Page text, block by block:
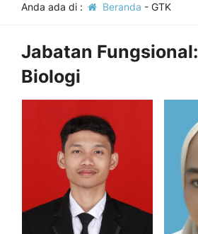
Anda ada di : Beranda - GTK
Jabatan Fungsional:
Biologi